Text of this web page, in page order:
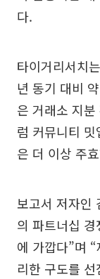
다.
타이거리서치
년 동기 대비
은 거래소 지
럼 커뮤니티
은 더 이상 주
보고서 저자인
의 파트너십
에 가깝다”며
리한 구도를